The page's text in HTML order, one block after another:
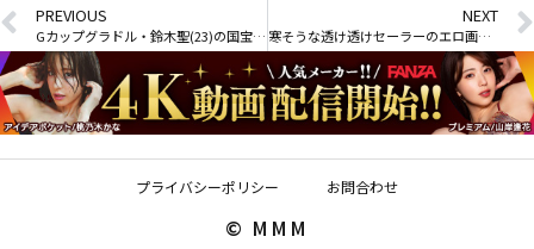
PREVIOUS
Gカップグラドル・鈴木聖(23)の国宝級の谷間
NEXT
寒そうな透け透けセーラーのエロ画像 part7
プライバシーポリシー お問合わせ
© MMM